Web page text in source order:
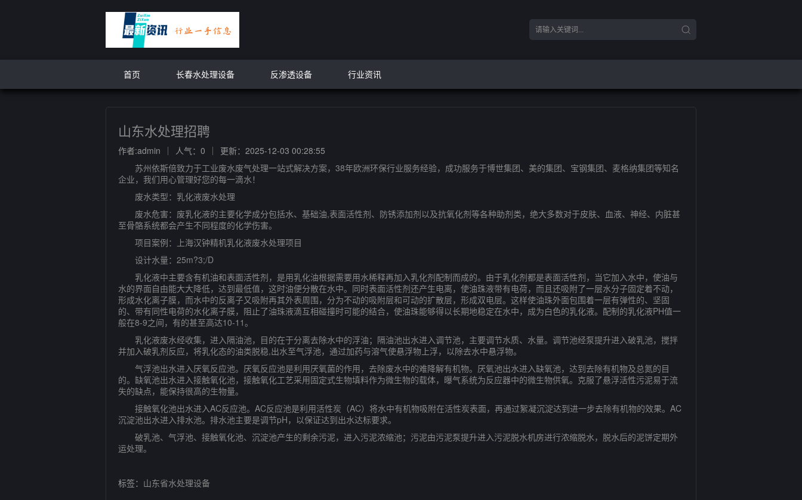
首页 长春水处理设备 反渗透设备 行业资讯
山东水处理招聘
作者:admin 人气：0
更新：2025-12-03 00:28:55
苏州依斯倍致力于工业废水废气处理一站式解决方案，38年欧洲环保行业服务经验，成功服务于博世集团、美的集团、宝钢集团、麦格纳集团等知名
企业，我们用心管理好您的每一滴水！
废水类型：乳化液废水处理
废水危害：废乳化液的主要化学成分包括水、基础油,表面活性剂、防锈添加剂以及抗氧化剂等各种助剂类，绝大多数对于皮肤、血液、神经、内脏甚
至骨骼系统都会产生不同程度的化学伤害。
项目案例：上海汉钟精机乳化液废水处理项目
设计水量：25m?3;/D
乳化液中主要含有机油和表面活性剂，是用乳化油根据需要用水稀释再加入乳化剂配制而成的。由于乳化剂都是表面活性剂，当它加入水中，使油与
水的界面自由能大大降低，达到最低值，这时油便分散在水中。同时表面活性剂还产生电离，使油珠液带有电荷，而且还吸附了一层水分子固定着不动，
形成水化离子膜，而水中的反离子又吸附再其外表周围，分为不动的吸附层和可动的扩散层，形成双电层。这样使油珠外面包围着一层有弹性的、坚固
的、带有同性电荷的水化离子膜，阻止了油珠液滴互相碰撞时可能的结合，使油珠能够得以长期地稳定在水中，成为白色的乳化液。配制的乳化液PH值一
般在8-9之间，有的甚至高达10-11。
乳化液废水经收集，进入隔油池，目的在于分离去除水中的浮油；隔油池出水进入调节池，主要调节水质、水量。调节池经泵提升进入破乳池，搅拌
并加入破乳剂反应，将乳化态的油类脱稳,出水至气浮池，通过加药与溶气使悬浮物上浮，以除去水中悬浮物。
气浮池出水进入厌氧反应池。厌氧反应池是利用厌氧菌的作用，去除废水中的难降解有机物。厌氧池出水进入缺氧池，达到去除有机物及总氮的目
的。缺氧池出水进入接触氧化池，接触氧化工艺采用固定式生物填料作为微生物的载体，曝气系统为反应器中的微生物供氧。克服了悬浮活性污泥易于流
失的缺点，能保持很高的生物量。
接触氧化池出水进入AC反应池。AC反应池是利用活性炭（AC）将水中有机物吸附在活性炭表面，再通过絮凝沉淀达到进一步去除有机物的效果。AC
沉淀池出水进入排水池。排水池主要是调节pH，以保证达到出水达标要求。
破乳池、气浮池、接触氧化池、沉淀池产生的剩余污泥，进入污泥浓缩池；污泥由污泥泵提升进入污泥脱水机房进行浓缩脱水，脱水后的泥饼定期外
运处理。
标签： 山东省水处理设备